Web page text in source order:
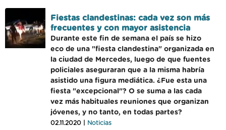
Fiestas clandestinas: cada vez son más
frecuentes y con mayor asistencia
Durante este fin de semana el país se hizo
eco de una "fiesta clandestina" organizada en
la ciudad de Mercedes, luego de que fuentes
policiales aseguraran que a la misma habría
asistido una figura mediática. ¿Fue esta una
fiesta "excepcional"? O se suma a las cada
vez más habituales reuniones que organizan
jóvenes, y no tanto, en todas partes?
02.11.2020 | Noticias